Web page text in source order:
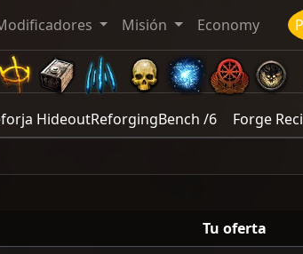
Misión Economy
HideoutReforgingBench /6 Forge
Tu oferta